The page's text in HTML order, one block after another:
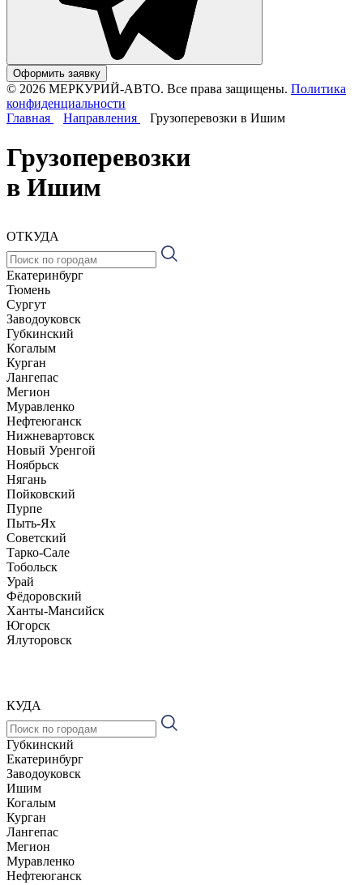
Оформить заявку
© 2026 МЕРКУРИЙ-АВТО. Все права защищены. Политика
конфиденциальности
Главная
Направления Грузоперевозки в Ишим
Грузоперевозки
в Ишим
ОТКУДА
Екатеринбург
Тюмень
Сургут
Заводоуковск
Губкинский
Когалым
Курган
Лангепас
Мегион
Муравленко
Нефтеюганск
Нижневартовск
Новый Уренгой
Ноябрьск
Нягань
Пойковский
Пурпе
Пыть-Ях
Советский
Тарко-Сале
Тобольск
Урай
Фёдоровский
Ханты-Мансийск
Югорск
Ялуторовск
КУДА
Губкинский
Екатеринбург
Заводоуковск
Ишим
Когалым
Курган
Лангепас
Мегион
Муравленко
Нефтеюганск